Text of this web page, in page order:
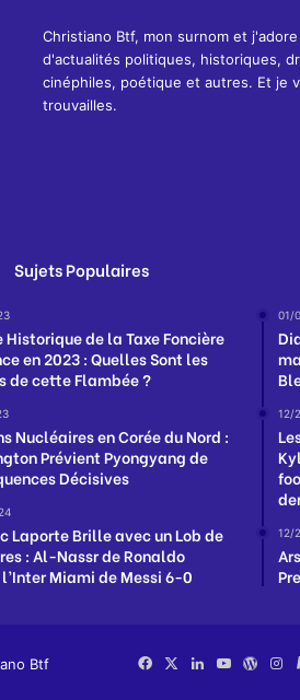
Christiano Btf, mon surnom et
d'actualités politiques, historiques,
cinéphiles, poétique et autres. Et je
trouvailles.
Sujets Populaires
Historique de la Taxe Foncière
en 2023 : Quelles Sont les
de cette Flambée ?
Nucléaires en Corée du Nord :
Prévient Pyongyang de
Décisives
Laporte Brille avec un Lob de
: Al-Nassr de Ronaldo
Miami de Messi 6-0
01/
12/
12/
Btf FacebookLinkedinYouTube